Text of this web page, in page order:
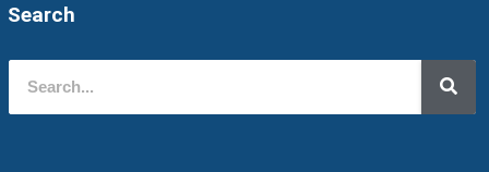
Search